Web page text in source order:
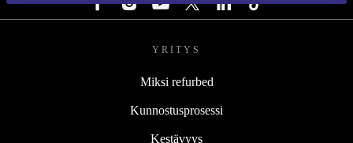
YRITYS
Miksi refurbed
Kunnostusprosessi
Kestävyys